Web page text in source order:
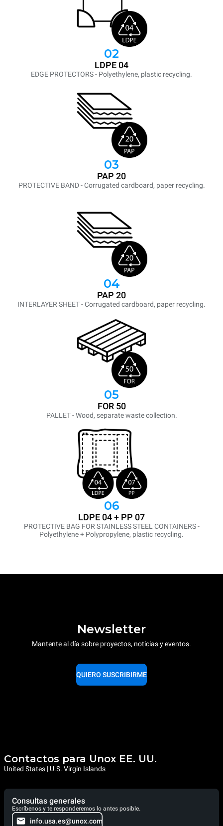
02
LDPE 04
EDGE PROTECTORS - Polyethylene, plastic recycling.
03
PAP 20
PROTECTIVE BAND - Corrugated cardboard, paper recycling.
04
PAP 20
INTERLAYER SHEET - Corrugated cardboard, paper recycling.
05
FOR 50
PALLET - Wood, separate waste collection.
06
LDPE 04 + PP 07
PROTECTIVE BAG FOR STAINLESS STEEL CONTAINERS -
Polyethylene + Polypropylene, plastic recycling.
Newsletter
Mantente al día sobre proyectos, noticias y eventos.
QUIERO SUSCRIBIRME
Contactos para Unox EE. UU.
United States | U.S. Virgin Islands
Consultas generales
Escríbenos y te responderemos lo antes posible.
info.usa.es@unox.com